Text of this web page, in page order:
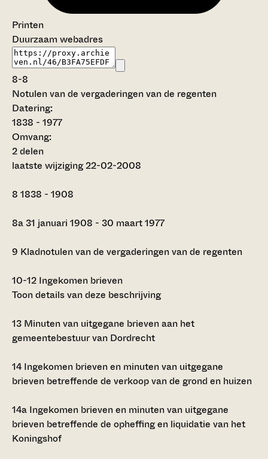
Printen
Duurzaam webadres
8-8
Notulen van de vergaderingen van de regenten
Datering:
1838 - 1977
Omvang:
2 delen
laatste wijziging 22-02-2008
8 1838 - 1908
8a31 januari 1908 - 30 maart 1977
9 Kladnotulen van de vergaderingen van de regenten
10-12 Ingekomen brieven
Toon details van deze beschrijving
13 Minuten van uitgegane brieven aan het
gemeentebestuur van Dordrecht
14 Ingekomen brieven en minuten van uitgegane
brieven betreffende de verkoop van de grond en huizen
14a Ingekomen brieven en minuten van uitgegane
brieven betreffende de opheffing en liquidatie van het
Koningshof